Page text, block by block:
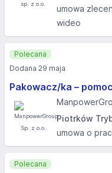
umowa
wideo
Pakowacz/ka –
Piotrków
umowa o
Polecana
Dodana 29 maja
Polecana